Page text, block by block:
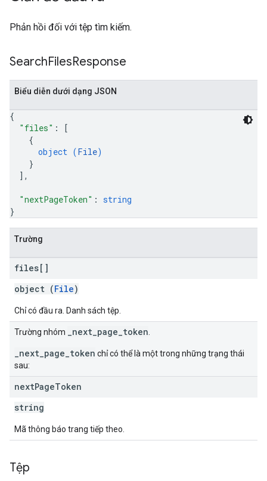
Phản hồi đối với tệp tìm kiếm.
SearchFilesResponse
Biểu diễn dưới dạng JSON
{
"files" :
[
{
object (File)
}
] ,
"nextPageToken" : string
}
Trường
files[]
object (File)
Chỉ có đầu ra. Danh sách tệp.
Trường nhóm _next_page_token
_next_page_token chỉ có thể là một trong những trạng thái
sau:
nextPageToken
string
Mã thông báo trang tiếp theo.
Tệp